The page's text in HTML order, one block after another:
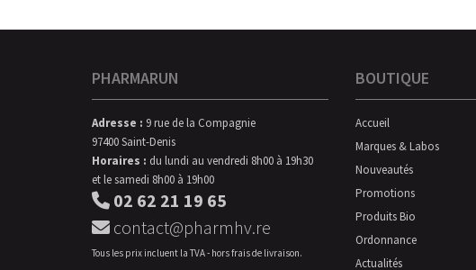
PHARMARUN
Adresse : 9 rue de la Compagnie
97400 Saint-Denis
Horaires : du lundi au vendredi 8h00 à 19h30
et le samedi 8h00 à 19h00
02 62 21 19 65
contact@pharmhv.re
Tous les prix incluent la TVA - hors frais de livraison.
BOUTIQUE
Accueil
Marques & Labos
Nouveautés
Promotions
Produits Bio
Ordonnance
Actualités